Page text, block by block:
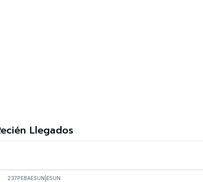
Llegados
237PEBAESUN ESUN